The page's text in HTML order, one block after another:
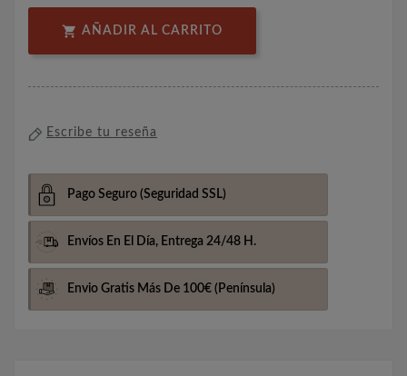
 AÑADIR AL CARRITO
Escribe tu reseña
Pago Seguro (Seguridad SSL)
Envíos En El Día, Entrega 24/48 H.
Envio Gratis Más De 100€ (Península)